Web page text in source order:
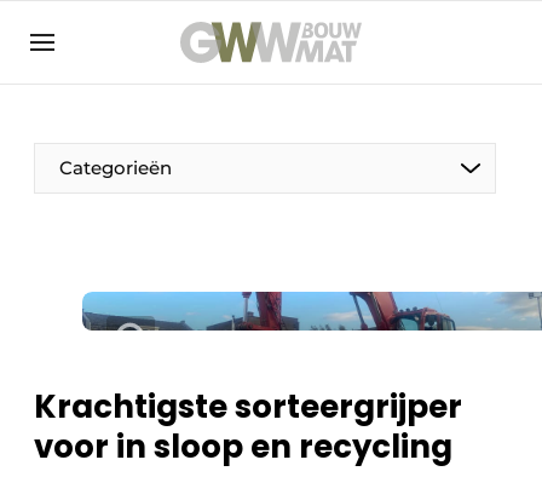
NL EN
Categorieën
De Pen
Krachtigste sorteergrijper
voor in sloop en recycling